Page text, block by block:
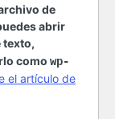
de
abrir
texto,
como wp-
el artículo de